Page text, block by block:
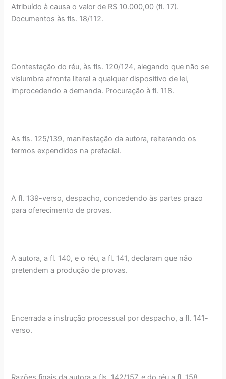
Atribuído à causa o valor de R$ 10.000,00 (fl. 17).
Documentos às fls. 18/112.
Contestação do réu, às fls. 120/124, alegando que não se
vislumbra afronta literal a qualquer dispositivo de lei,
improcedendo a demanda. Procuração à fl. 118.
As fls. 125/139, manifestação da autora, reiterando os
termos expendidos na prefacial.
A fl. 139-verso, despacho, concedendo às partes prazo
para oferecimento de provas.
A autora, a fl. 140, e o réu, a fl. 141, declaram que não
pretendem a produção de provas.
Encerrada a instrução processual por despacho, a fl. 141-
verso.